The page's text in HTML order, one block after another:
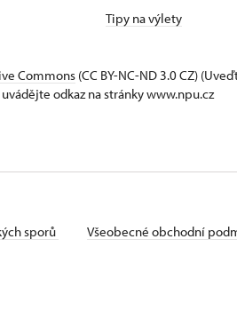
Tipy na výlety
Commons (CC BY-NC-ND 3.0 CZ)
odkaz na stránky www.npu.cz
sporů Všeobecné obchodní